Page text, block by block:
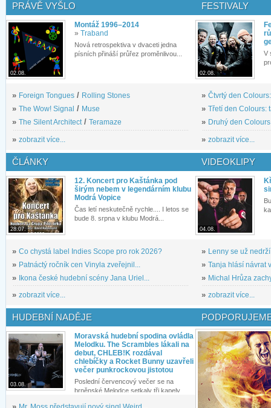
PRÁVĚ VYŠLO
02.08.
Montáž 1996–2014
» Traband
Nová retrospektiva v dvaceti jedna
písních přináší průřez proměnlivou...
» Foreign Tongues / Rolling Stones
» The Wow! Signal / Muse
» The Silent Architect/ Teramaze
» zobrazit více...
FESTIVALY
02.08.
V
» Čtvrtý den
» Třetí den Colours:
» Druhý den
» zobrazit více...
ČLÁNKY
28.07.
12. Koncert pro Kaštánka pod
širým nebem v legendárním klubu
Modrá Vopice
Čas letí neskutečně rychle.... I letos se
bude 8. srpna v klubu Modrá...
» Co chystá label Indies Scope pro rok 2026?
» Patnáctý ročník cen Vinyla zveřejnil...
» Ikona české hudební scény Jana Uriel...
» zobrazit více...
VIDEOKLIPY
04.08.
» Lenny se už
» Tanja hlásí návrat
» Michal Hrůza
» zobrazit více...
HUDEBNÍ NADĚJE
03.08.
Moravská hudební spodina ovládla
Melodku. The Scrambles lákali na
debut, CHLEB!K rozdával
chlebíčky a Rocket Bunny uzavřeli
večer punkrockovou jistotou
Poslední červencový večer se na
brněnské Melodce setkaly tři kapely...